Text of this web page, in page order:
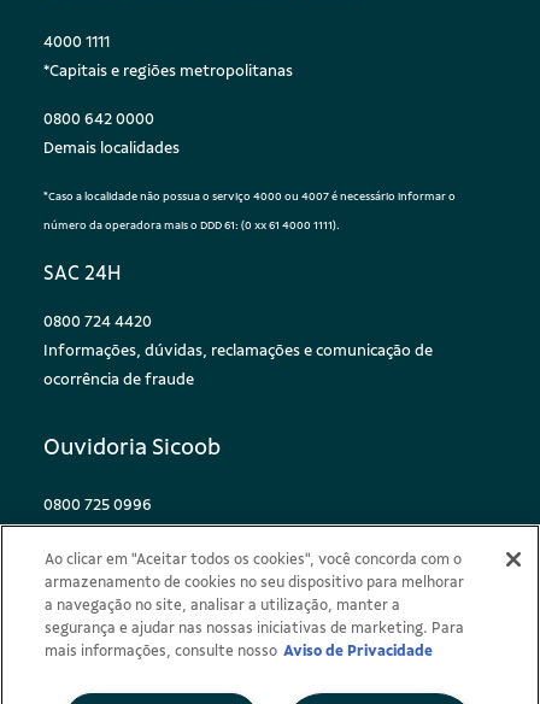
4000 1111
*Capitais e regiões metropolitanas
0800 642 0000
Demais localidades
*Caso a localidade não possua o serviço 4000 ou 4007 é necessário informar o
número da operadora mais o DDD 61: (0 xx 61 4000 1111).
SAC 24H
0800 724 4420
Informações, dúvidas, reclamações e comunicação de
ocorrência de fraude
Ouvidoria Sicoob
0800 725 0996
De segunda a sexta, das 8h às 20h
0800 940 0458
Deficientes auditivos ou de fala
Ao clicar em "Aceitar todos os cookies", você concorda com o
armazenamento de cookies no seu dispositivo para melhorar
a navegação no site, analisar a utilização, manter a
segurança e ajudar nas nossas iniciativas de marketing. Para
mais informações, consulte nosso Aviso de Privacidade